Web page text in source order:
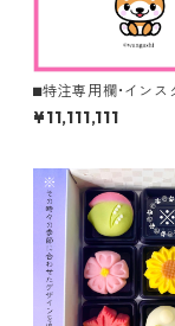
⬛︎特注専用欄•インス
フォロワー様限定
¥11,111,111